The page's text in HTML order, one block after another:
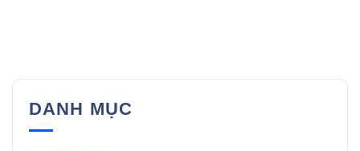
DANH MỤC